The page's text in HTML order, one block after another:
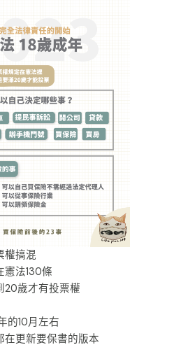
權搞混
憲法130條
20歲才有投票權
的10月左右
在更新要保書的版本